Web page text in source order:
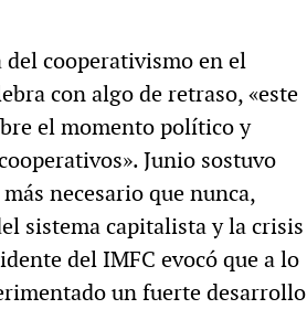
cooperativismo en el
con algo de retraso, «este
el momento político y
Junio sostuvo
necesario que nunca,
sistema capitalista y la crisis
del IMFC evocó que a lo
un fuerte desarrollo